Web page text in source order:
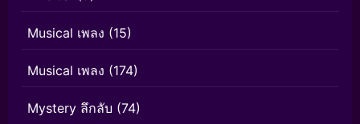
Musical เพลง (15)
Musical เพลง (174)
Mystery ลึกลับ (74)